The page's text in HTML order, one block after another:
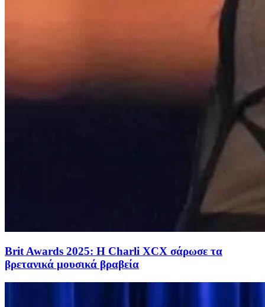
Brit Awards 2025: Η Charli XCX σάρωσε τα
βρετανικά μουσικά βραβεία